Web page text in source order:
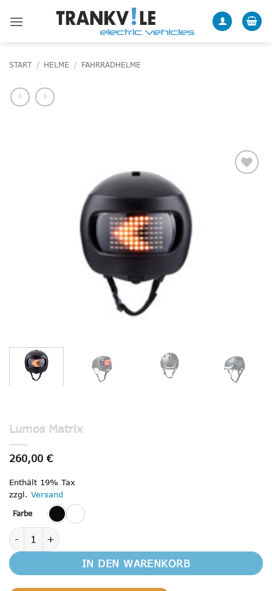
Inhalt
START / HELME / FAHRRADHELME
Lumos Matrix
260,00 €
Enthält 19% Tax
zzgl. Versand
Farbe
Lumos Matrix Menge
IN DEN WARENKORB